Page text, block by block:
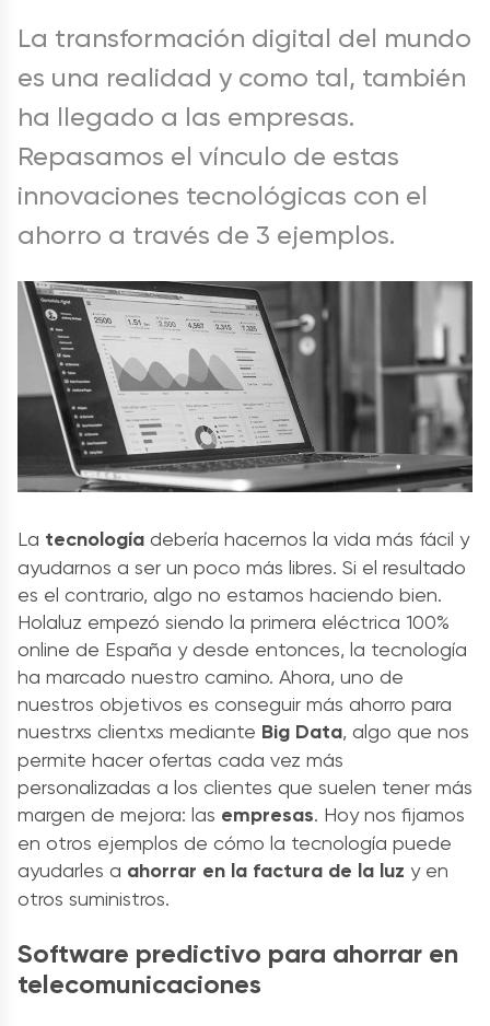
La transformación digital del mundo
es una realidad y como tal, también
ha llegado a las empresas.
Repasamos el vínculo de estas
innovaciones tecnológicas con el
ahorro a través de 3 ejemplos.
La tecnología debería hacernos la vida más fácil y
ayudarnos a ser un poco más libres. Si el resultado
es el contrario, algo no estamos haciendo bien.
Holaluz empezó siendo la primera eléctrica 100%
online de España y desde entonces, la tecnología
ha marcado nuestro camino. Ahora, uno de
nuestros objetivos es conseguir más ahorro para
nuestrxs clientxs mediante Big Data, algo que nos
permite hacer ofertas cada vez más
personalizadas a los clientes que suelen tener más
margen de mejora: las empresas. Hoy nos fijamos
en otros ejemplos de cómo la tecnología puede
ayudarles a ahorrar en la factura de la luz y en
otros suministros.
Software predictivo para ahorrar en
telecomunicaciones